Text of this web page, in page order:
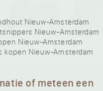
Nieuw-Amsterdam
Nieuw-Amsterdam
Nieuw-Amsterdam
kopen Nieuw-Amsterdam
of meteen een